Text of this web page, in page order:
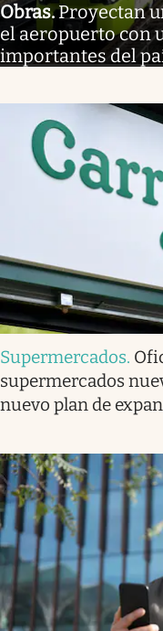
Obras.Proyectan
el aeropuerto con
importantes del
Supermercados.
supermercados
nuevo plan de